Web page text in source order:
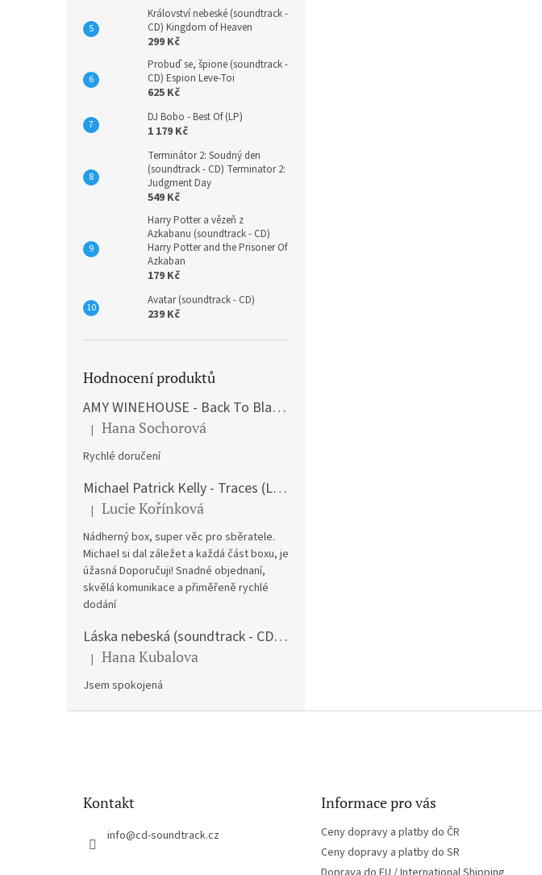
Království nebeské (soundtrack -
CD) Kingdom of Heaven
299 Kč
Probuď se, špione (soundtrack -
CD) Espion Leve-Toi
625 Kč
DJ Bobo - Best Of (LP)
1 179 Kč
Terminátor 2: Soudný den
(soundtrack - CD) Terminator 2:
Judgment Day
549 Kč
Harry Potter a vězeň z
Azkabanu (soundtrack - CD)
Harry Potter and the Prisoner Of
Azkaban
179 Kč
Avatar (soundtrack - CD)
239 Kč
Hodnocení produktů
AMY WINEHOUSE - Back To Black (LP)
Hodnocení produktu je 5 z 5 hvězdiček.
| Hana Sochorová
Rychlé doručení
Michael Patrick Kelly - Traces (Limited Edition) (Premium Box-Set) (LP)
Hodnocení produktu je 5 z 5 hvězdiček.
| Lucie Kořínková
Nádherný box, super věc pro sběratele.
Michael si dal záležet a každá část boxu, je
úžasná Doporučuji! Snadné objednaní,
skvělá komunikace a přiměřeně rychlé
dodání
Láska nebeská (soundtrack - CD) Love Actually
Hodnocení produktu je 5 z 5 hvězdiček.
| Hana Kubalova
Jsem spokojená
Kontakt
info@cd-soundtrack.cz
Informace pro vás
Ceny dopravy a platby do ČR
Ceny dopravy a platby do SR